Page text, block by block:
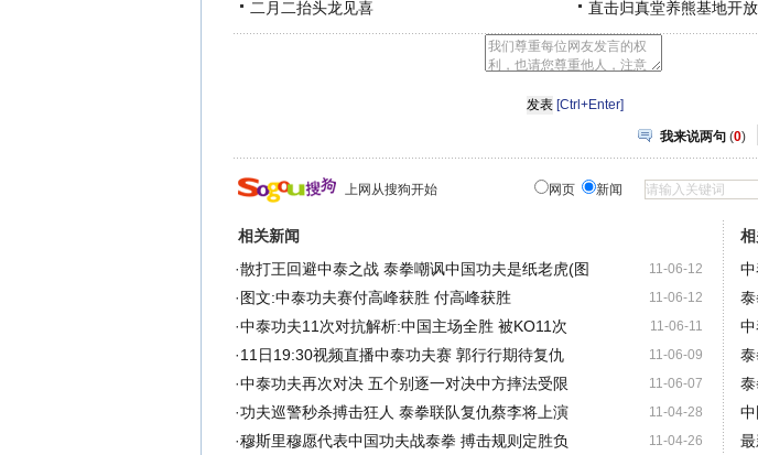
二月二抬头龙见喜 直击归真堂养熊基地开
[Ctrl+Enter]
我来说两句 (0)
上网从搜狗开始 网页 新闻
相关新闻
11-06-12
·散打王回避中泰之战 泰拳嘲讽中国功夫是纸老虎(图
11-06-12
· 图文:中泰功夫赛付高峰获胜 付高峰获胜
11-06-11
·中泰功夫11次对抗解析:中国主场全胜 被KO11次
11-06-09
·11日19:30视频直播中泰功夫赛 郭行行期待复仇
11-06-07
·中泰功夫再次对决 五个别逐一对决中方摔法受限
11-04-28
·功夫巡警秒杀搏击狂人 泰拳联队复仇蔡李将上演
11-04-26
·穆斯里穆愿代表中国功夫战泰拳 搏击规则定胜负